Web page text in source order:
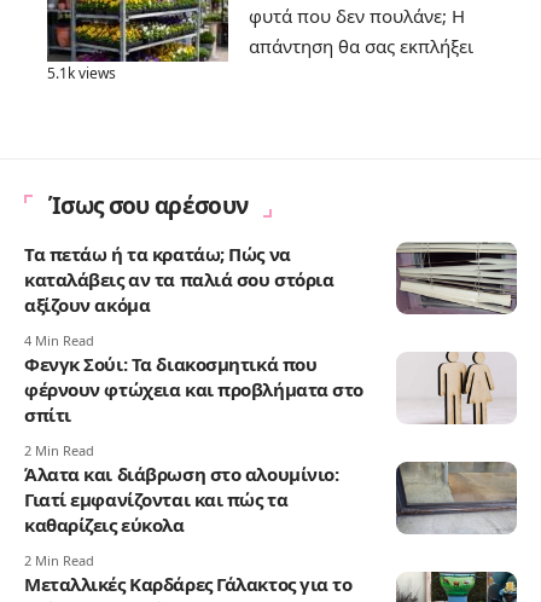
φυτά που δεν πουλάνε; Η
απάντηση θα σας εκπλήξει
5.1k views
Ίσως σου αρέσουν
Τα πετάω ή τα κρατάω; Πώς να
καταλάβεις αν τα παλιά σου στόρια
αξίζουν ακόμα
4 Min Read
Φενγκ Σούι: Τα διακοσμητικά που
φέρνουν φτώχεια και προβλήματα στο
σπίτι
2 Min Read
Άλατα και διάβρωση στο αλουμίνιο:
Γιατί εμφανίζονται και πώς τα
καθαρίζεις εύκολα
2 Min Read
Μεταλλικές Καρδάρες Γάλακτος για το